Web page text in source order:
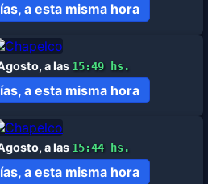
a esta misma hora
a las 15:49 hs.
a esta misma hora
a las 15:44 hs.
a esta misma hora